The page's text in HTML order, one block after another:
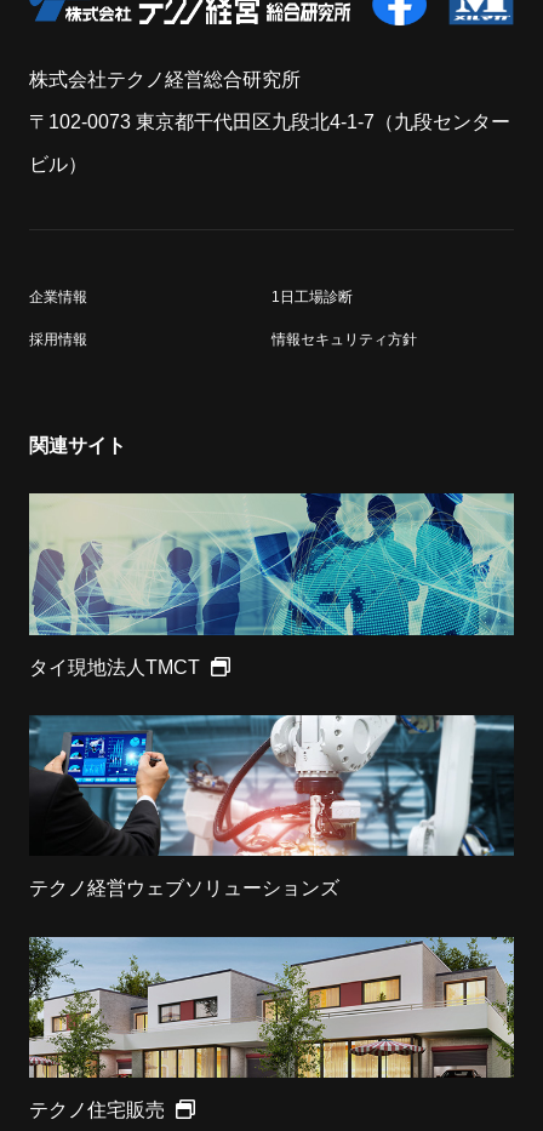
株式会社テクノ経営総合研究所
〒102-0073 東京都干代田区九段北4-1-7（九段センター
ビル）
企業情報 1日工場診断
採用情報 情報セキュリティ方針
関連サイト
タイ現地法人TMCT
テクノ経営ウェブソリューションズ
テクノ住宅販売